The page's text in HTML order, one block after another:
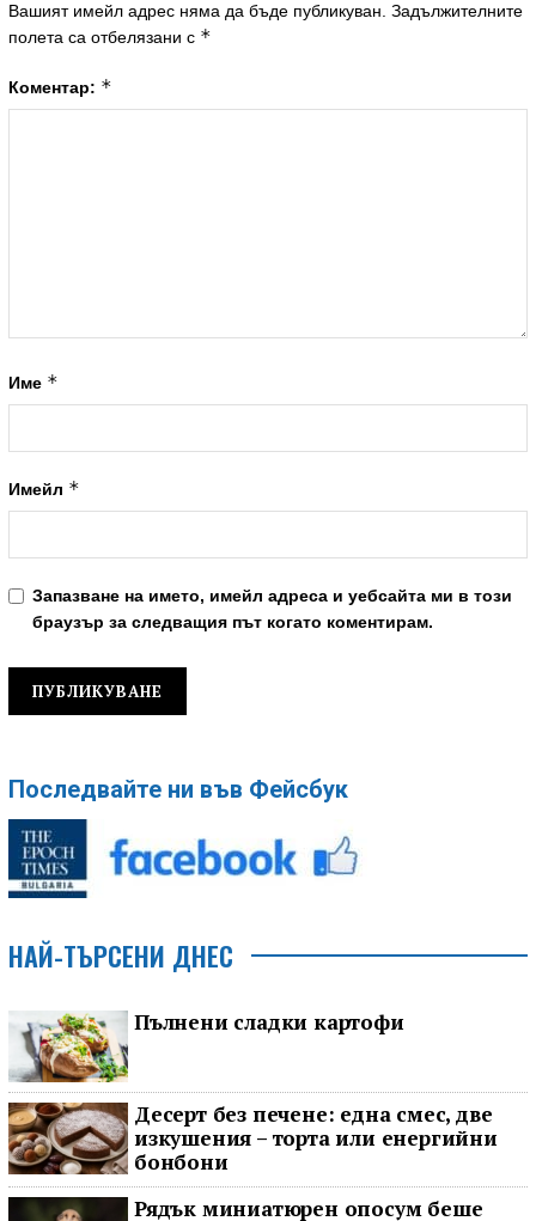
Вашият имейл адрес няма да бъде публикуван. Задължителните
полета са отбелязани с *
Коментар: *
Име *
Имейл *
Запазване на името, имейл адреса и уебсайта ми в този
браузър за следващия път когато коментирам.
Последвайте ни във Фейсбук
НАЙ-ТЪРСЕНИ ДНЕС
Пълнени сладки картофи
Десерт без печене: една смес, две
изкушения – торта или енергийни
бонбони
Рядък миниатюрен опосум беше